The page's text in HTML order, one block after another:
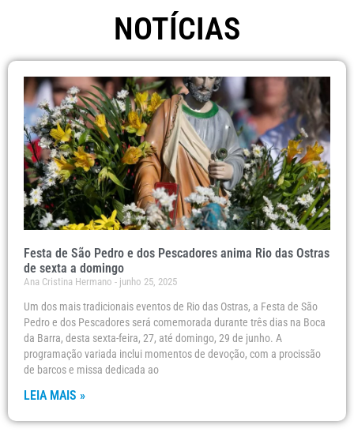
NOTÍCIAS
Festa de São Pedro e dos Pescadores anima Rio das Ostras
de sexta a domingo
Ana Cristina Hermano junho 25, 2025
Um dos mais tradicionais eventos de Rio das Ostras, a Festa de São
Pedro e dos Pescadores será comemorada durante três dias na Boca
da Barra, desta sexta-feira, 27, até domingo, 29 de junho. A
programação variada inclui momentos de devoção, com a procissão
de barcos e missa dedicada ao
LEIA MAIS »